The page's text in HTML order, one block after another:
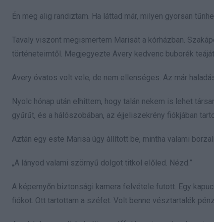
Én meg alig randiztam. Ha láttad már, milyen gyorsan
Tavaly viszont megismertem Marisát a kórházban.
történeteimtől. Megjegyezte Avery kedvenc buborék
Avery óvatos volt vele, de nem ellenséges. Az már
Nyolc hónap után elhittem, hogy talán nekem is lehet
gyűrűt, és a hálószobában, az éjjeliszekrény fiókjában
Aztán egy este Marisa úgy állított be, mintha valami
„A lányod valami szörnyű dolgot titkol előled. Nézd.”
A képernyőn biztonsági kamera felvétele futott. Egy
fiókot. Ott tartottam a széfet. Volt benne vésztartalék